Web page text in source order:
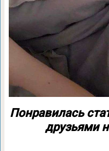
Понравилась
друзьями